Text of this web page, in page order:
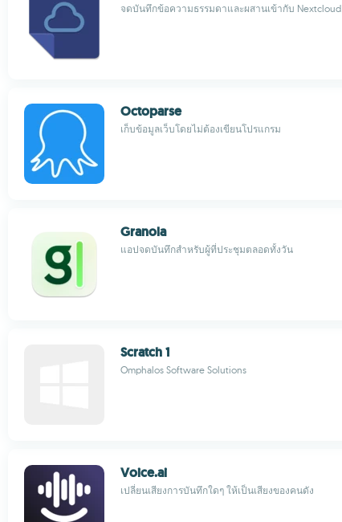
จดบันทึกข้อความธรรมดาและผสานเข้ากับ Nextcloud
Octoparse
เก็บข้อมูลเว็บโดยไม่ต้องเขียนโปรแกรม
Granola
แอปจดบันทึกสำหรับผู้ที่ประชุมตลอดทั้งวัน
Scratch 1
Omphalos Software Solutions
Voice.ai
เปลี่ยนเสียงการบันทึกใดๆ ให้เป็นเสียงของคนดัง